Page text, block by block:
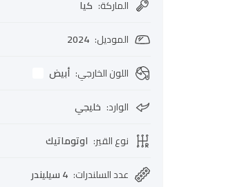
الماركة: كيا
الموديل:
2024
اللون الخارجي: أبيض
الوارد: خليجي
نوع القير: اوتوماتيك
عدد السلندرات: 4 سيليندر